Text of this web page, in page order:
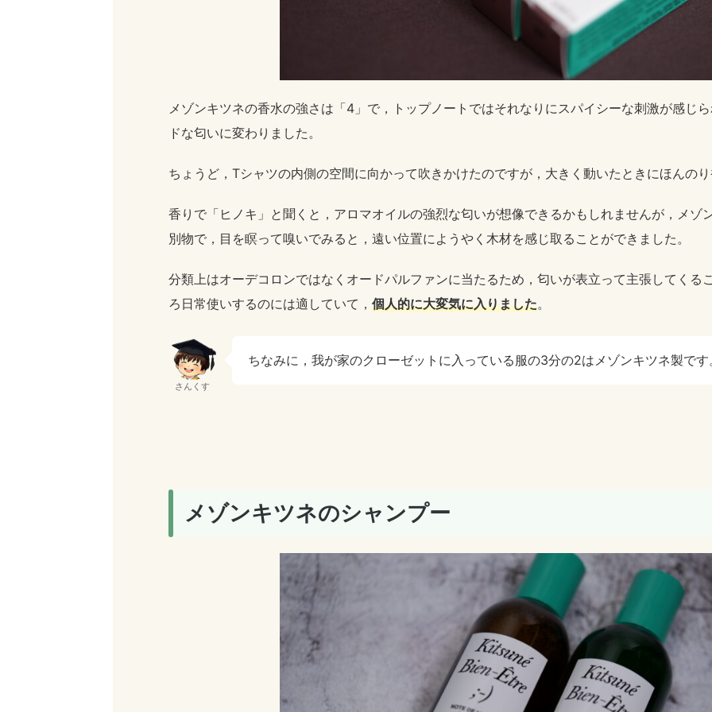
メゾンキツネの香水の強さは「4」で，トップノートではそれなりにスパイシーな刺激が感じ
ドな匂いに変わりました。
ちょうど，Tシャツの内側の空間に向かって吹きかけたのですが，大きく動いたときにほんの
香りで「ヒノキ」と聞くと，アロマオイルの強烈な匂いが想像できるかもしれませんが，メゾ
別物で，目を瞑って嗅いでみると，遠い位置にようやく木材を感じ取ることができました。
分類上はオーデコロンではなくオードパルファンに当たるため，匂いが表立って主張してくる
ろ日常使いするのには適していて， 個人的に大変気に入りました。
さんくす
ちなみに，我が家のクローゼットに入っている服の3分の2はメゾンキツネ製です
メゾンキツネのシャンプー